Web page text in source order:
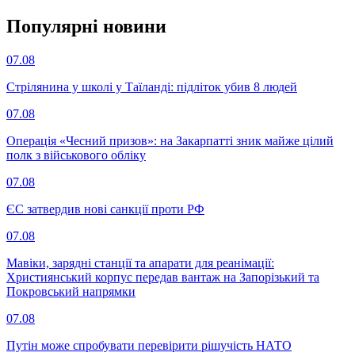
Популярнi новини
07.08
Стрілянина у школі у Таїланді: підліток убив 8 людей
07.08
Операція «Чесний призов»: на Закарпатті зник майже цілий
полк з військового обліку
07.08
ЄС затвердив нові санкції проти РФ
07.08
Мавіки, зарядні станції та апарати для реанімації:
Християнський корпус передав вантаж на Запорізький та
Покровський напрямки
07.08
Путін може спробувати перевірити рішучість НАТО